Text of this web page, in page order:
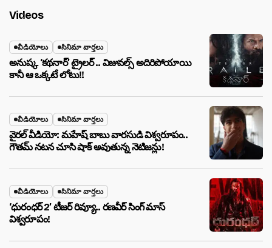
Videos
వీడియోలు సినిమా వార్తలు
అనుష్క ‘కథనార్’ ట్రైలర్ .. విజువల్స్ అదిరిపోయాయి
కానీ ఆ ఒక్కటే లోటు!!
వీడియోలు సినిమా వార్తలు
వైరల్ వీడియో: మహేష్ బాబు వారసుడి విశ్వరూపం..
గౌతమ్ నటన చూసి షాక్ అవుతున్న నెటిజన్లు!
వీడియోలు సినిమా వార్తలు
‘ధురంధర్ 2’ టీజర్ రివ్యూ.. రణవీర్ సింగ్ మాస్
విశ్వరూపం!